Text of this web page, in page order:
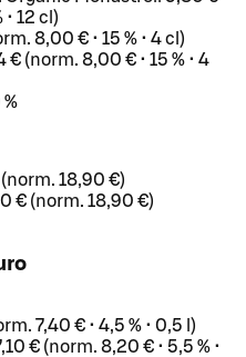
12 cl)
8,00 € • 15 % • 4 cl)
(norm. 8,00 € • 15 % • 4
18,90 €)
€ (norm. 18,90 €)
7,40 € • 4,5 % • 0,5 l)
€ (norm. 8,20 € • 5,5 % •